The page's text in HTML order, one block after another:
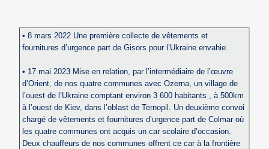
• 8 mars 2022 Une première collecte de vêtements et
fournitures d’urgence part de Gisors pour l’Ukraine envahie.
• 17 mai 2023 Mise en relation, par l’intermédiaire de l’œuvre
d’Orient, de nos quatre communes avec Ozerna, un village de
l’ouest de l’Ukraine comptant environ 3 600 habitants , à 500km
à l’ouest de Kiev, dans l’oblast de Ternopil. Un deuxième convoi
chargé de vêtements et fournitures d’urgence part de Colmar où
les quatre communes ont acquis un car scolaire d’occasion.
Deux chauffeurs de nos communes offrent ce car à la frontière